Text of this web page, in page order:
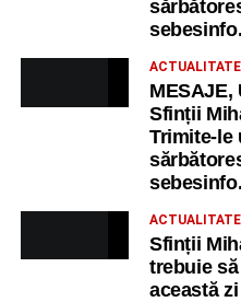
ACTUALITATE
MESAJE,
Sfinții
Trimite-le
ACTUALITATE
Sfinții
trebuie
această